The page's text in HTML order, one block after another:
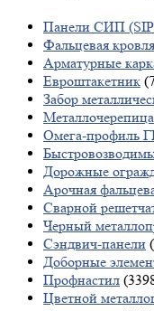
Панели СИП
Фальцевая кровля
Арматурные
Евроштакетник
Забор
Металлочерепица
Омега-профиль
Дорожные
Арочная
Сварной
Черный
Сэндвич-панели
Доборные
Профнастил
Цветной